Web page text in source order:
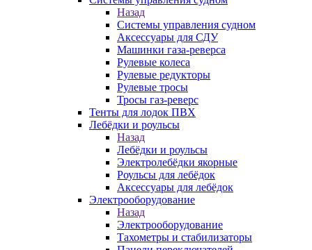
Назад
Системы управления судном
Аксессуары для СДУ
Машинки газа-реверса
Рулевые колеса
Рулевые редукторы
Рулевые тросы
Тросы газ-реверс
Тенты для лодок ПВХ
Лебёдки и роульсы
Назад
Лебёдки и роульсы
Электролебёдки якорные
Роульсы для лебёдок
Аксессуары для лебёдок
Электрооборудование
Назад
Электрооборудование
Тахометры и стабилизаторы